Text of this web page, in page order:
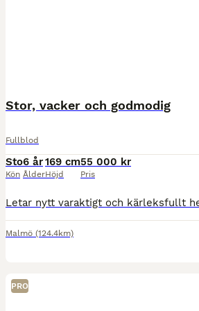
Stor, vacker och godmodig
Fullblod
Sto
Kön
6 år
Ålder
169 cm
Höjd
55 000 kr
Pris
Malmö (124.4km)
PRO